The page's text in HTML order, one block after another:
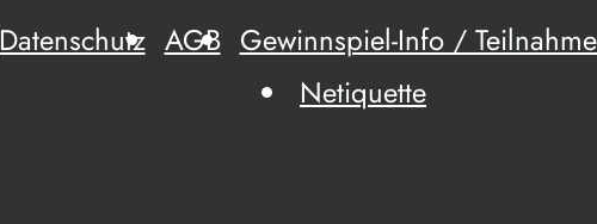
Datenschutz AGB Gewinnspiel-Info /
Netiquette